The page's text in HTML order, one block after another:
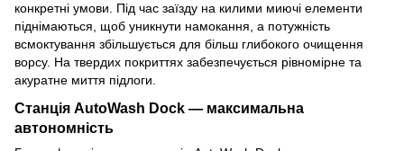
конкретні умови. Під час заїзду на килими миючі елементи
піднімаються, щоб уникнути намокання, а потужність
всмоктування збільшується для більш глибокого очищення
ворсу. На твердих покриттях забезпечується рівномірне та
акуратне миття підлоги.
Станція AutoWash Dock — максимальна
автономність